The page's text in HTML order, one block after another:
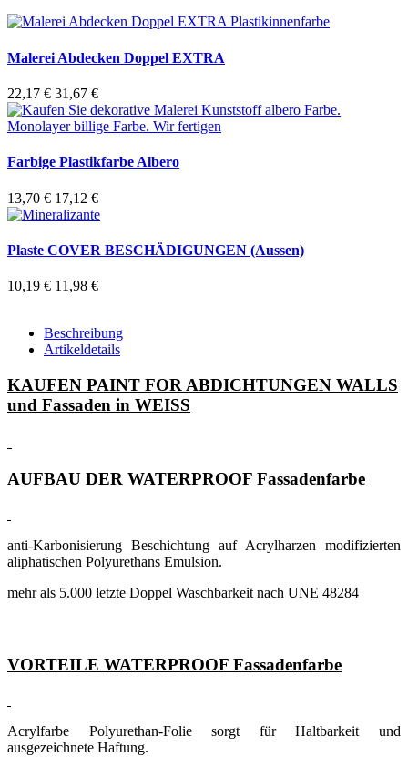
Malerei Abdecken Doppel EXTRA
22,17 € 31,67 €
Farbige Plastikfarbe Albero
13,70 € 17,12 €
Plaste COVER BESCHÄDIGUNGEN (Aussen)
10,19 € 11,98 €
Beschreibung
Artikeldetails
KAUFEN PAINT FOR ABDICHTUNGEN WALLS
und Fassaden in WEISS
AUFBAU DER WATERPROOF Fassadenfarbe
anti-Karbonisierung Beschichtung auf Acrylharzen modifizierten
aliphatischen Polyurethans Emulsion.
mehr als 5.000 letzte Doppel Waschbarkeit nach UNE 48284
VORTEILE WATERPROOF Fassadenfarbe
Acrylfarbe Polyurethan-Folie sorgt für Haltbarkeit und
ausgezeichnete Haftung.